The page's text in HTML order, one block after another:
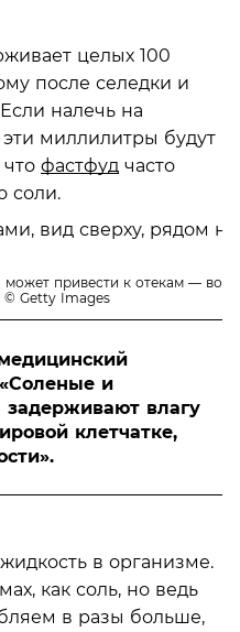
целых 100
после селедки и
налечь на
миллилитры будут
фастфуд часто
соли.
привести к отекам — во
© Getty Images
и
влагу
клетчатке,
в организме.
как соль, но ведь
в разы больше,